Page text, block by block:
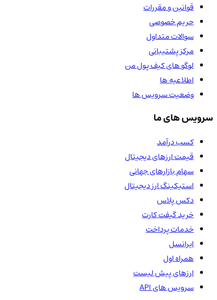
قوانین و مقررات
حریم خصوصی
سوالات متداول
مرکز پشتیبانی
لوگو های کیف پول من
اطلاعیه ها
وضعیت سرویس ها
سرویس های ما
کسب درآمد
قیمت ارزهای دیجیتال
سهام بازارهای جهانی
استیکینگ ارز دیجیتال
دکس پلاس
خرید گیفت کارت
خدمات پرداخت
ایرانسل
همراه اول
ارزهای پیش لیست
سرویس های API